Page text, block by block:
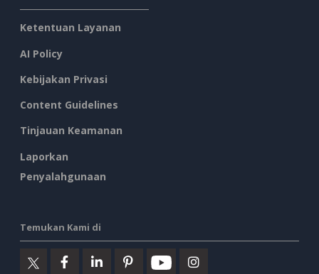
Ketentuan Layanan
AI Policy
Kebijakan Privasi
Content Guidelines
Tinjauan Keamanan
Laporkan
Penyalahgunaan
Temukan Kami di